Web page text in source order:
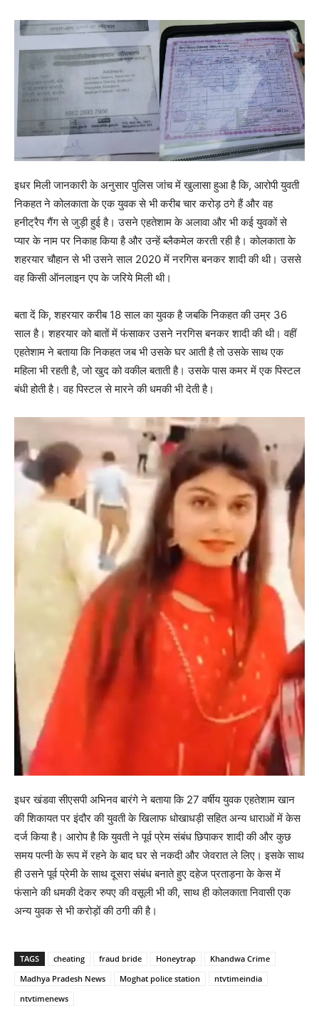
इधर मिली जानकारी के अनुसार पुलिस जांच में खुलासा हुआ है कि, आरोपी युवती
निकहत ने कोलकाता के एक युवक से भी करीब चार करोड़ ठगे हैं और वह
हनीट्रैप गैंग से जुड़ी हुई है। उसने एहतेशाम के अलावा और भी कई युवकों से
प्यार के नाम पर निकाह किया है और उन्हें ब्लैकमेल करती रही है। कोलकाता के
शहरयार चौहान से भी उसने साल 2020 में नरगिस बनकर शादी की थी। उससे
वह किसी ऑनलाइन एप के जरिये मिली थी।
बता दें कि, शहरयार करीब 18 साल का युवक है जबकि निकहत की उम्र 36
साल है। शहरयार को बातों में फंसाकर उसने नरगिस बनकर शादी की थी। वहीं
एहतेशाम ने बताया कि निकहत जब भी उसके घर आती है तो उसके साथ एक
महिला भी रहती है, जो खुद को वकील बताती है। उसके पास कमर में एक पिस्टल
बंधी होती है। वह पिस्टल से मारने की धमकी भी देती है।
इधर खंडवा सीएसपी अभिनव बारंगे ने बताया कि 27 वर्षीय युवक एहतेशाम खान
की शिकायत पर इंदौर की युवती के खिलाफ धोखाधड़ी सहित अन्य धाराओं में केस
दर्ज किया है। आरोप है कि युवती ने पूर्व प्रेम संबंध छिपाकर शादी की और कुछ
समय पत्नी के रूप में रहने के बाद घर से नकदी और जेवरात ले लिए। इसके साथ
ही उसने पूर्व प्रेमी के साथ दूसरा संबंध बनाते हुए दहेज प्रताड़ना के केस में
फंसाने की धमकी देकर रुपए की वसूली भी की, साथ ही कोलकाता निवासी एक
अन्य युवक से भी करोड़ों की ठगी की है।
TAGS cheating fraud bride Honeytrap
Khandwa Crime
Madhya Pradesh News
Moghat police station
ntvtimeindia
ntvtimenews